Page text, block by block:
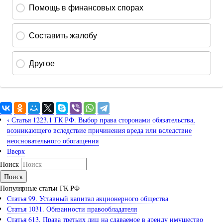
‹ Статья 1223.1 ГК РФ. Выбор права сторонами обязательства,
возникающего вследствие причинения вреда или вследствие
неосновательного обогащения
Вверх
Поиск
Популярные статьи ГК РФ
Статья 99. Уставный капитал акционерного общества
Статья 1031. Обязанности правообладателя
Статья 613. Права третьих лиц на сдаваемое в аренду имущество